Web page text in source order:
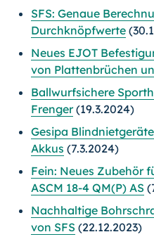
SFS: Genaue
Durchknöpfwerte
Neues EJOT
von Plattenbrüchen
Ballwurfsichere
Frenger(19.3.2024)
Gesipa
Akkus (7.3.2024)
Fein: Neues Zubehör
ASCM 18-4 QM(P) AS
Nachhaltige
von SFS (22.12.2023)